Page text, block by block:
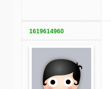
1619614960